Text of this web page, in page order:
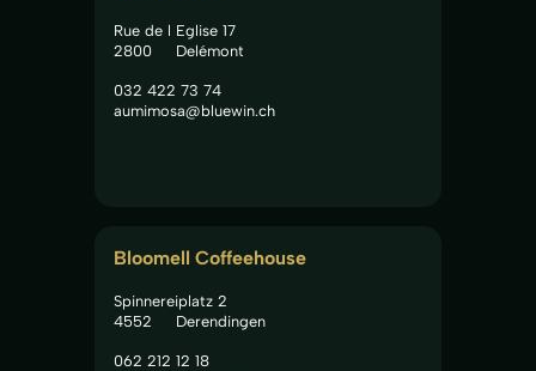
Rue de l Eglise 17
2800
Delémont
032 422 73 74
aumimosa@bluewin.ch
Bloomell Coffeehouse
Spinnereiplatz 2
4552
Derendingen
062 212 12 18